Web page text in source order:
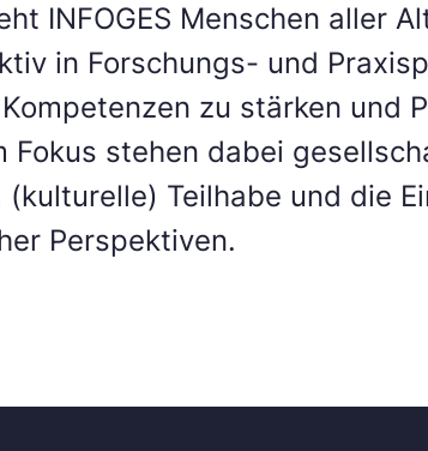
INFOGES Menschen aller
in Forschungs- und
zu stärken und
Fokus stehen dabei
(kulturelle) Teilhabe und die
Perspektiven.